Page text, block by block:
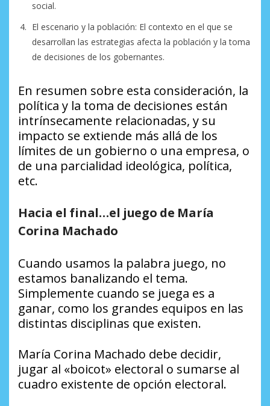
social.
El escenario y la población: El contexto en el que se
desarrollan las estrategias afecta la población y la toma
de decisiones de los gobernantes.
En resumen sobre esta consideración, la
política y la toma de decisiones están
intrínsecamente relacionadas, y su
impacto se extiende más allá de los
límites de un gobierno o una empresa, o
de una parcialidad ideológica, política,
etc.
Hacia el final…el juego de María
Corina Machado
Cuando usamos la palabra juego, no
estamos banalizando el tema.
Simplemente cuando se juega es a
ganar, como los grandes equipos en las
distintas disciplinas que existen.
María Corina Machado debe decidir,
jugar al «boicot» electoral o sumarse al
cuadro existente de opción electoral.